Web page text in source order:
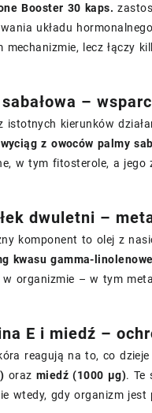
Booster 30 kaps.
układu
mechanizmie, lecz łączy
–
istotnych kierunków
z owoców palmy
w tym fitosterole, a jego
dwuletni –
komponent to olej z
kwasu gamma-
w organizmie – w tym
E i miedź –
reagują na to, co
oraz miedź (1000 µg). Te
wtedy, gdy organizm